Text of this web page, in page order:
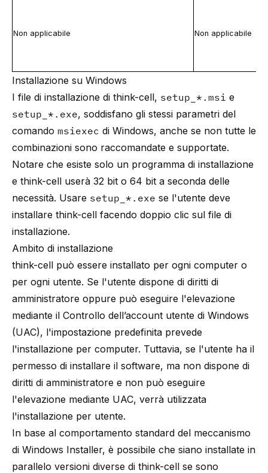
Non applicabile Non applicabile
Installazione su Windows
I file di installazione di think-cell, setup_*.msi e
setup_*.exe, soddisfano gli stessi parametri del
comando msiexec di Windows, anche se non tutte le
combinazioni sono raccomandate e supportate.
Notare che esiste solo un programma di installazione
e think-cell userà 32 bit o 64 bit a seconda delle
necessità. Usare setup_*.exe se l'utente deve
installare think-cell facendo doppio clic sul file di
installazione.
Ambito di installazione
think-cell può essere installato per ogni computer o
per ogni utente. Se l'utente dispone di diritti di
amministratore oppure può eseguire l'elevazione
mediante il Controllo dell’account utente di Windows
(UAC), l'impostazione predefinita prevede
l'installazione per computer. Tuttavia, se l'utente ha il
permesso di installare il software, ma non dispone di
diritti di amministratore e non può eseguire
l'elevazione mediante UAC, verrà utilizzata
l'installazione per utente.
In base al comportamento standard del meccanismo
di Windows Installer, è possibile che siano installate in
parallelo versioni diverse di think-cell se sono